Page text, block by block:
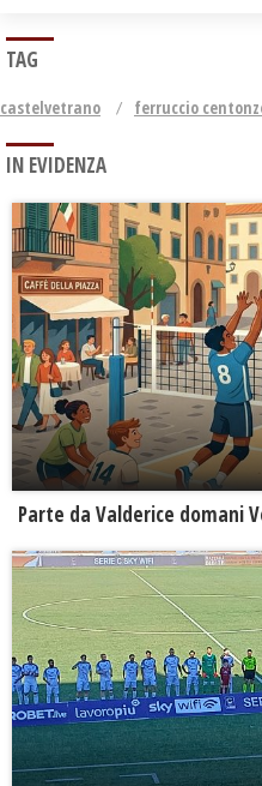
TAG
castelvetrano ferruccio
IN EVIDENZA
Parte da Valderice domani